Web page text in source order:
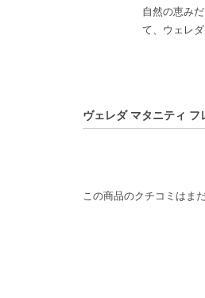
自然の恵み
て、ウェレ
ヴェレダ マタニティ フ
この商品のクチコミはま